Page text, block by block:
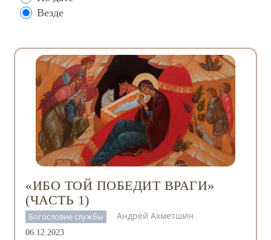
Везде
«ИБО ТОЙ ПОБЕДИТ ВРАГИ»
(ЧАСТЬ 1)
Богословие службы
Андрей Ахметшин
06.12.2023